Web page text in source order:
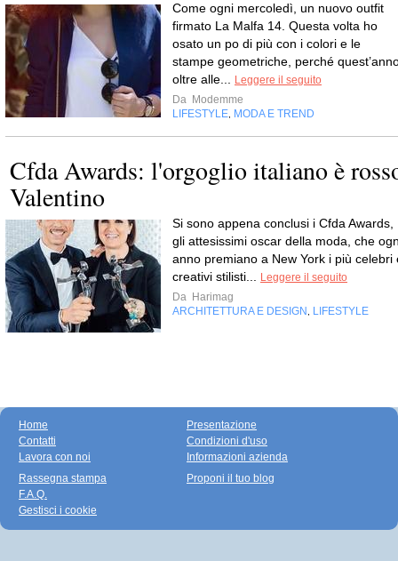
Come ogni mercoledì, un nuovo outfit
firmato La Malfa 14. Questa volta ho
osato un po di più con i colori e le
stampe geometriche, perché
oltre alle... Leggere il seguito
Da Modemme
LIFESTYLE, MODA E TREND
Cfda Awards: l'orgoglio italiano è
Valentino
Si sono appena conclusi i Cfda Awards,
gli attesissimi oscar della moda, che
anno premiano a New York i più celebri
creativi stilisti... Leggere il seguito
Da Harimag
ARCHITETTURA E DESIGN , LIFESTYLE
Home
Contatti
Lavora con noi
Presentazione
Condizioni d'uso
Informazioni azienda
Rassegna stampa
F.A.Q.
Gestisci i cookie
Proponi il tuo blog